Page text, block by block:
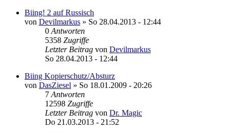
Biing! 2 auf Russisch
von Devilmarkus » So 28.04.2013 - 12:44
0 Antworten
5358 Zugriffe
Letzter Beitrag von Devilmarkus
So 28.04.2013 - 12:44
Biing Kopierschutz/Absturz
von DasZiesel » So 18.01.2009 - 20:26
7 Antworten
12598 Zugriffe
Letzter Beitrag von Dr. Magic
Do 21.03.2013 - 21:52